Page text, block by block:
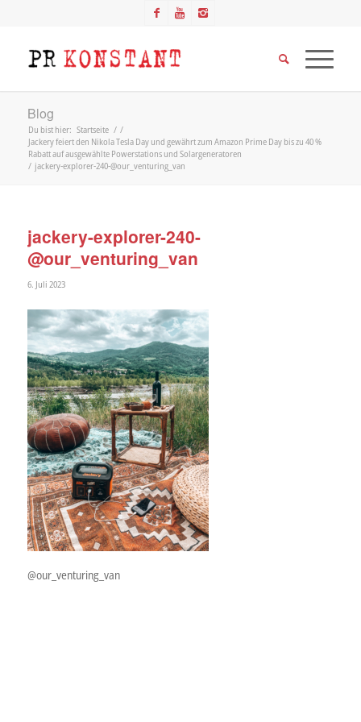
Blog
Du bist hier: Startseite / /
Jackery feiert den Nikola Tesla Day und gewährt zum Amazon Prime Day bis zu 40 %
Rabatt auf ausgewählte Powerstations und Solargeneratoren
/ jackery-explorer-240-@our_venturing_van
jackery-explorer-240-
@our_venturing_van
6. Juli 2023
@our_venturing_van